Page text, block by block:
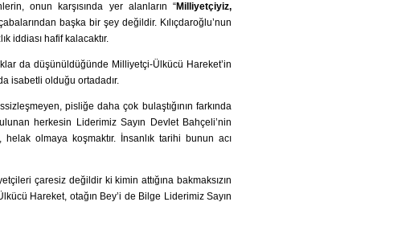
onun karşısında yer alanların “Milliyetçiyiz,
başka bir şey değildir. Kılıçdaroğlu’nun
iddiası hafif kalacaktır.
da düşünüldüğünde Milliyetçi-Ülkücü Hareket’in
isabetli olduğu ortadadır.
pisliğe daha çok bulaştığının farkında
herkesin Liderimiz Sayın Devlet Bahçeli’nin
olmaya koşmaktır. İnsanlık tarihi bunun acı
çaresiz değildir ki kimin attığına bakmaksızın
Hareket, otağın Bey’i de Bilge Liderimiz Sayın